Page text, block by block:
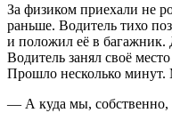
За физиком приехали не
раньше. Водитель тихо
и положил её в багажник.
Водитель занял своё
Прошло несколько
— А куда мы, собственно,